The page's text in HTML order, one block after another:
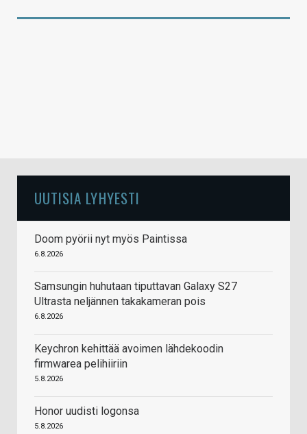
UUTISIA LYHYESTI
Doom pyörii nyt myös Paintissa
6.8.2026
Samsungin huhutaan tiputtavan Galaxy S27
Ultrasta neljännen takakameran pois
6.8.2026
Keychron kehittää avoimen lähdekoodin
firmwarea pelihiiriin
5.8.2026
Honor uudisti logonsa
5.8.2026